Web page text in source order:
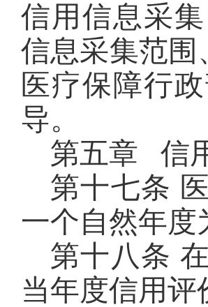
信用信息采
信息采集范围
医疗保障行
导。
第五章 信
第十七条
一个自然年度
第十八条
当年度信用评